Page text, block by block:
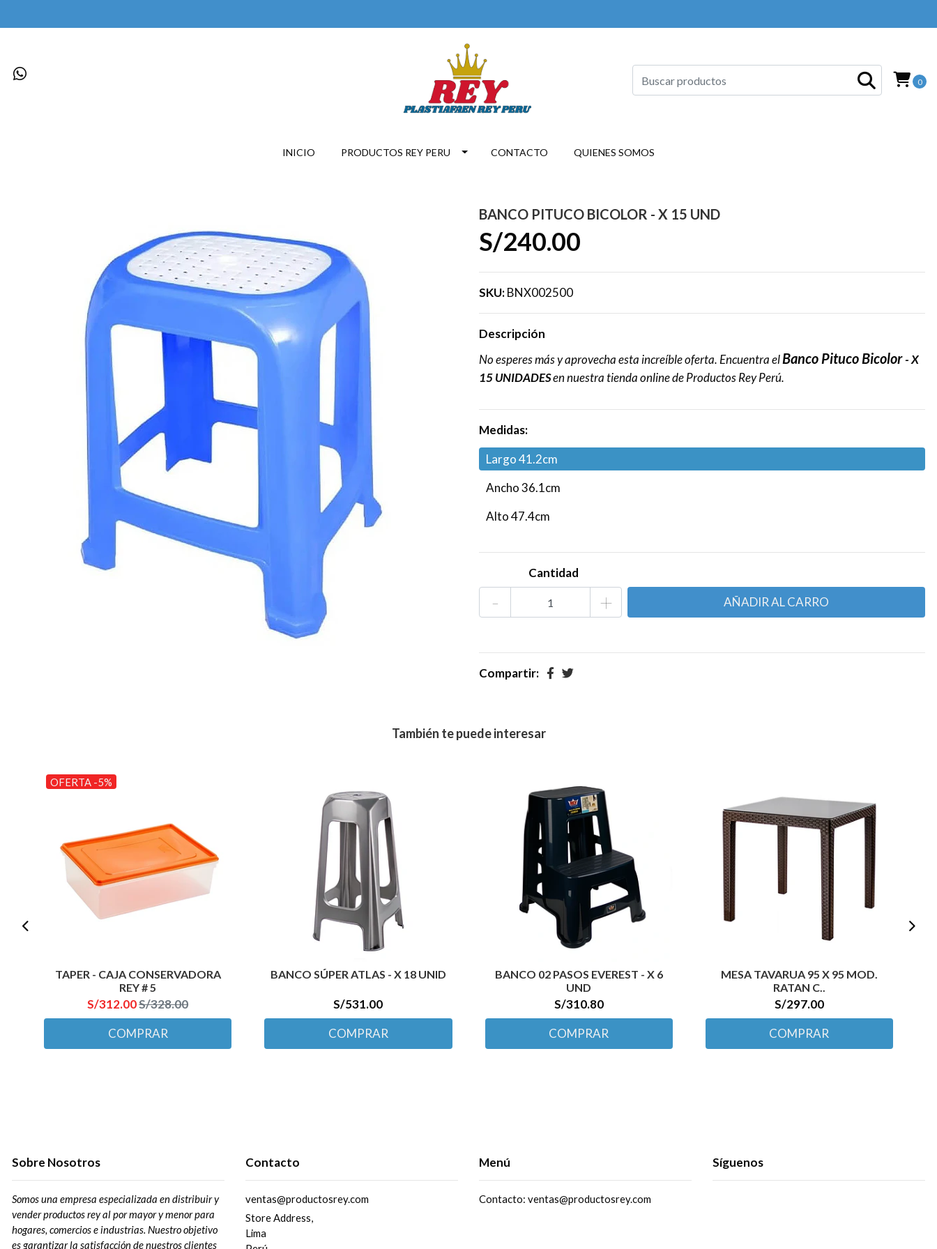
0
INICIO PRODUCTOS REY PERU CONTACTO QUIENES SOMOS
BANCO PITUCO BICOLOR - X 15 UND
S/240.00
SKU:BNX002500
Descripción
No esperes más y aprovecha esta increíble oferta. Encuentra elBanco Pituco Bicolor- X
15 UNIDADESen nuestra tienda online de Productos Rey Perú.
Medidas:
Largo 41.2cm
Ancho 36.1cm
Alto 47.4cm
Cantidad
- +
Compartir:
También te puede interesar
OFERTA -5%
TAPER - CAJA CONSERVADORA
REY # 5
S/312.00S/328.00
COMPRAR
BANCO SÚPER ATLAS - X 18 UNID
S/531.00
COMPRAR
BANCO 02 PASOS EVEREST - X 6
UND
S/310.80
COMPRAR
MESA TAVARUA 95 X 95 MOD.
RATAN C..
S/297.00
COMPRAR
Sobre Nosotros
Somos una empresa especializada en distribuir y
vender productos rey al por mayor y menor para
hogares, comercios e industrias. Nuestro objetivo
es garantizar la satisfacción de nuestros clientes
Contacto
ventas@productosrey.com
Store Address,
Lima
Menú
Contacto: ventas@productosrey.com
Síguenos